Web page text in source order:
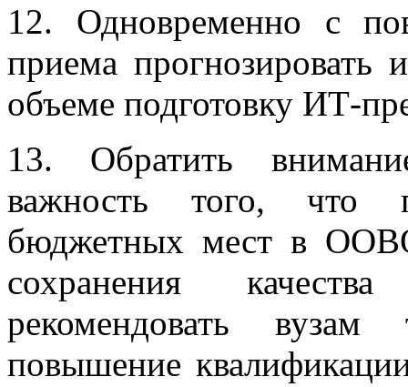
12. Одновременно с
приема прогнозировать
объеме подготовку ИТ-
13. Обратить
важность того, что
бюджетных мест в
сохранения
рекомендовать
повышение